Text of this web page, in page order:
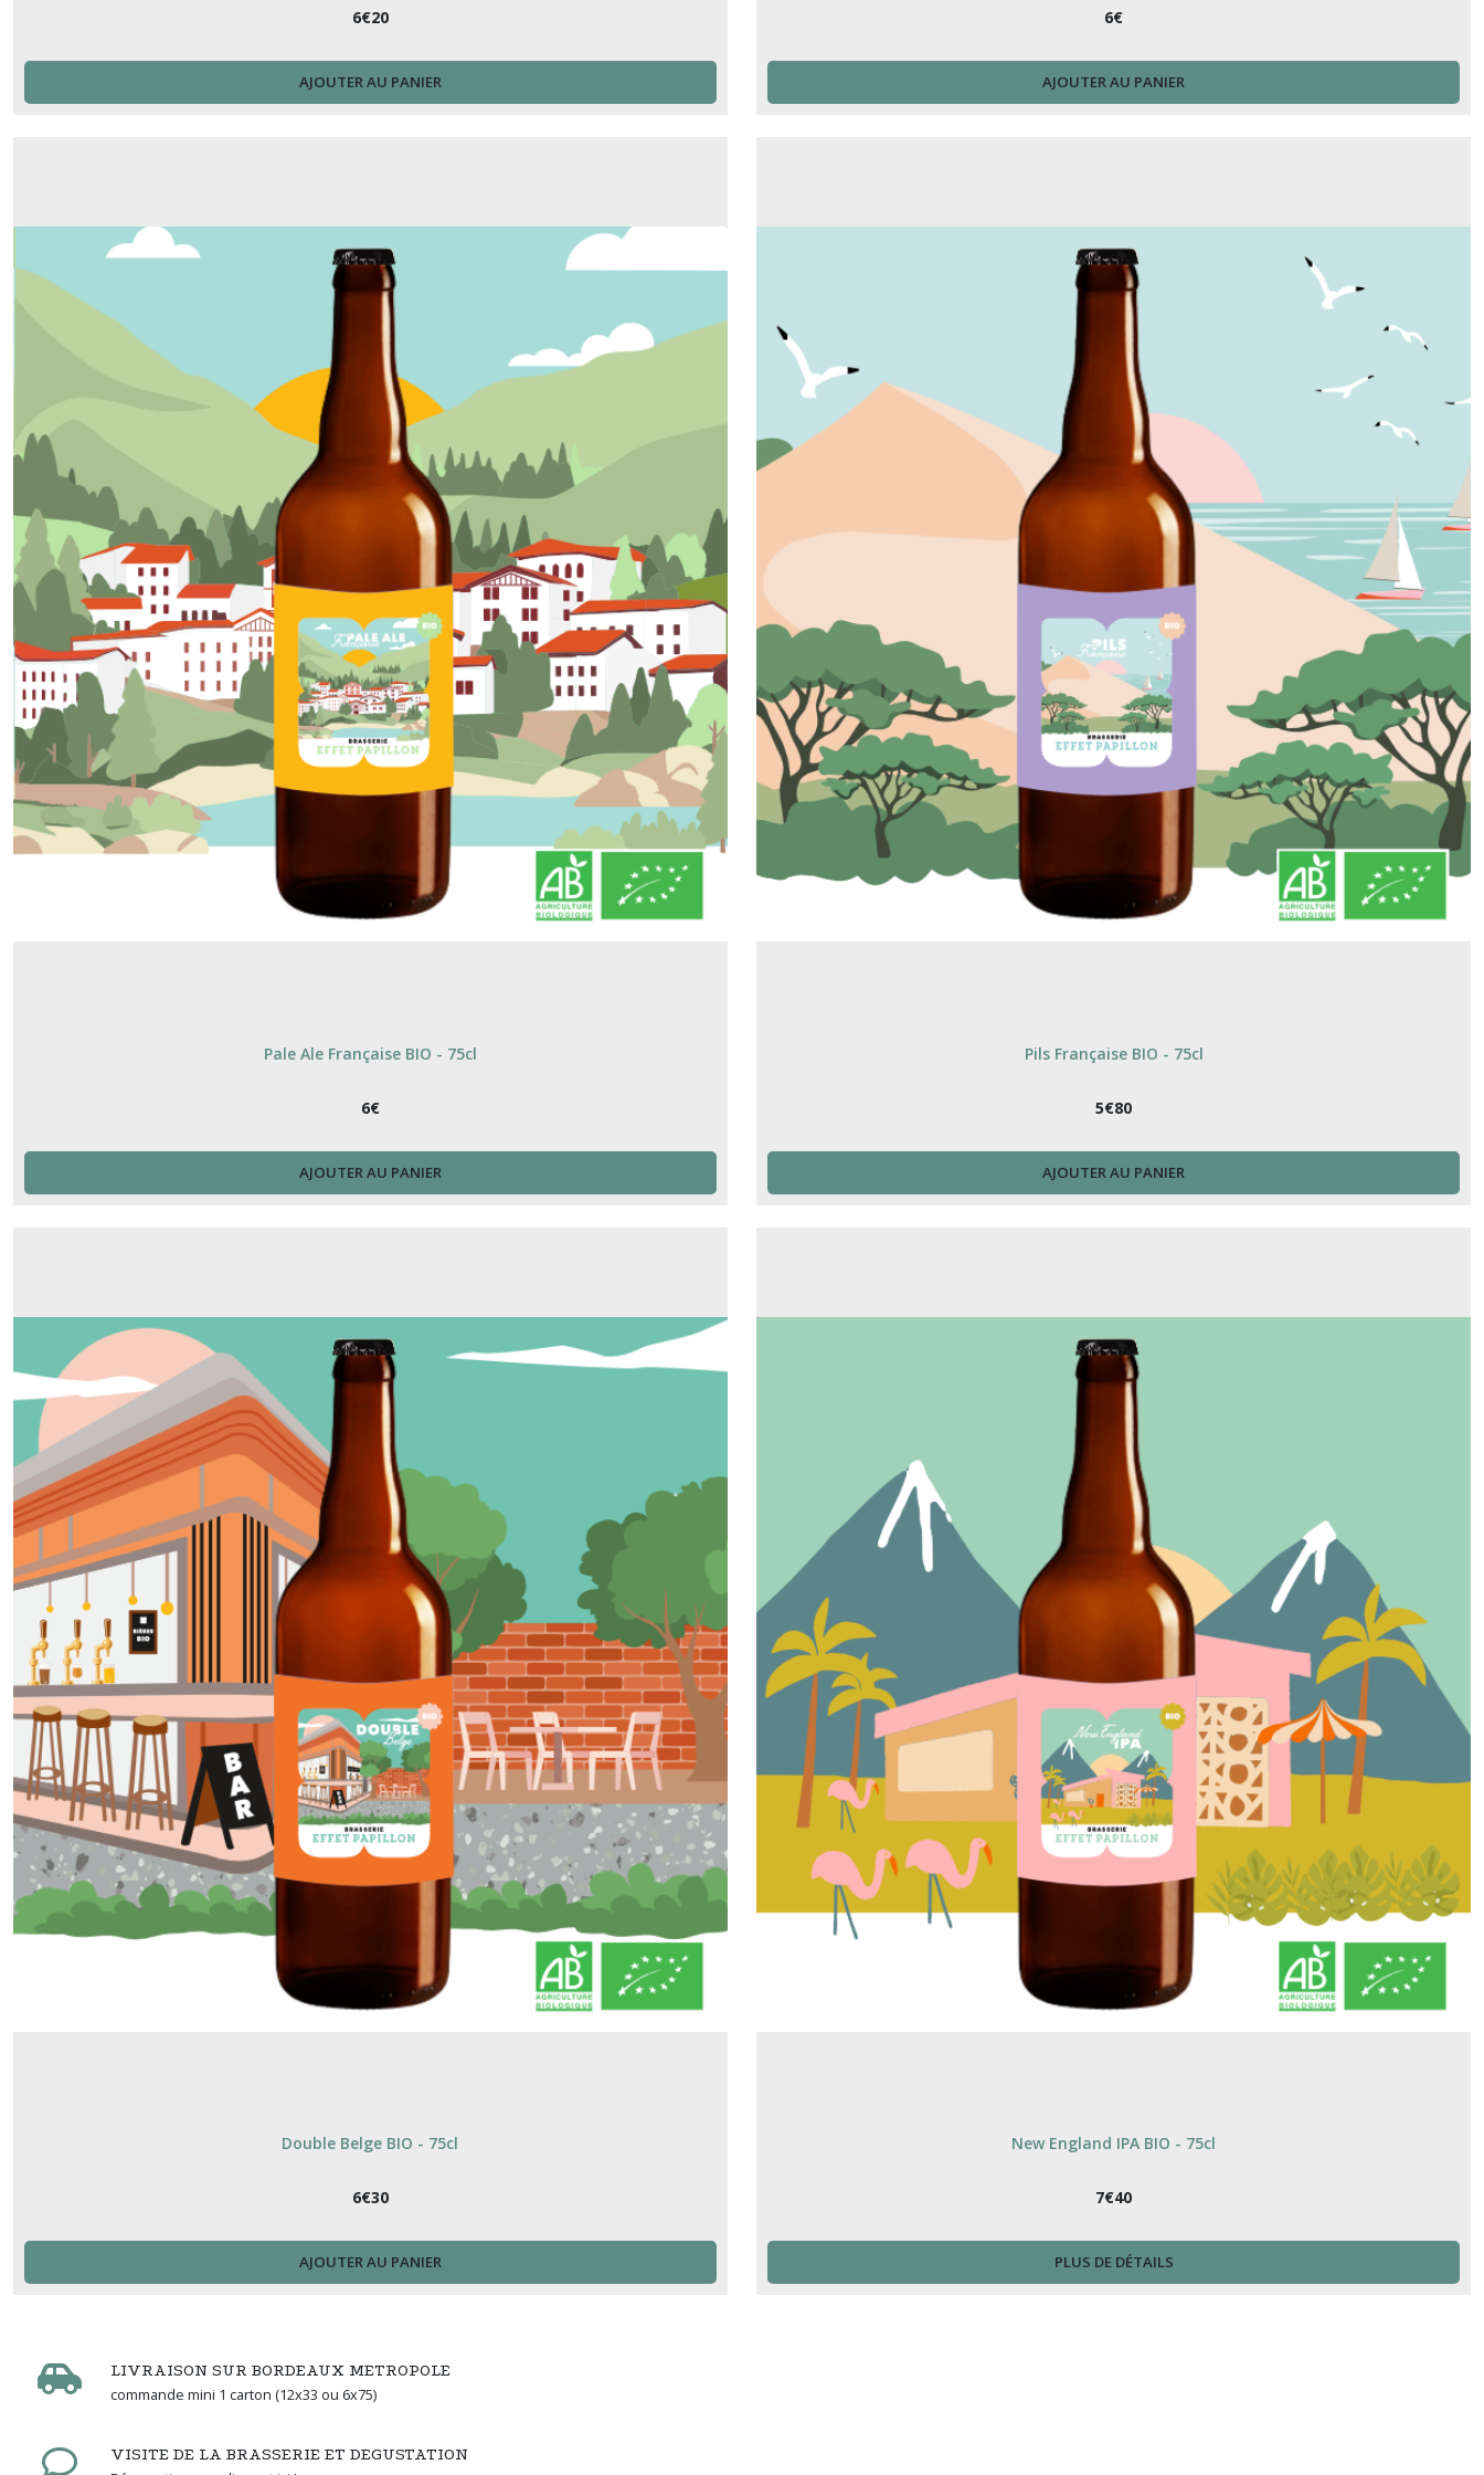
6€20
AJOUTER AU PANIER
6€
AJOUTER AU PANIER
Pale Ale Française BIO - 75cl
6€
AJOUTER AU PANIER
Pils Française BIO - 75cl
5€80
AJOUTER AU PANIER
Double Belge BIO - 75cl
6€30
AJOUTER AU PANIER
New England IPA BIO - 75cl
7€40
PLUS DE DÉTAILS
LIVRAISON SUR BORDEAUX METROPOLE
commande mini 1 carton (12x33 ou 6x75)
VISITE DE LA BRASSERIE ET DEGUSTATION